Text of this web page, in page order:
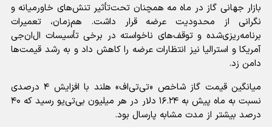
بازار جهانی گاز در ماه مه همچنان تحت‌تأثیر تنش‌های خاورمیانه و
نگرانی از محدودیت عرضه قرار داشت. هم‌زمان، تعمیرات
برنامه‌ریزی‌شده و توقف‌های ناخواسته در برخی تأسیسات ال‌ان‌جی
آمریکا و استرالیا نیز انتظارات عرضه را کاهش داد و به رشد قیمت‌ها
دامن زد.
میانگین قیمت گاز شاخص «تی‌تی‌اف» هلند با افزایش ۴ درصدی
نسبت به ماه پیش به ۱۶.۲۴ دلار در هر میلیون بی‌تی‌یو رسید که ۴۰
درصد بیشتر از مدت مشابه پارسال بود.